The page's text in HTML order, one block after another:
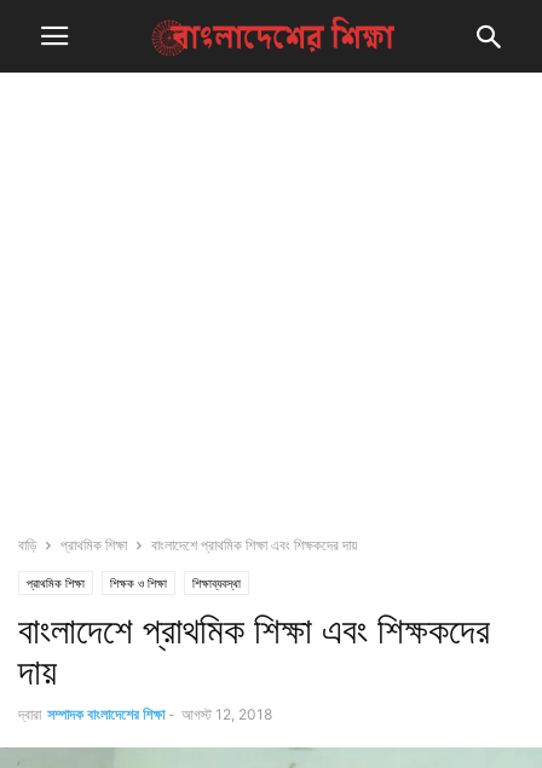
বাড়ি প্রাথমিক শিক্ষা বাংলাদেশে প্রাথমিক শিক্ষা এবং শিক্ষকদের দায়
প্রাথমিক শিক্ষা শিক্ষক ও শিক্ষা শিক্ষাব্যবস্থা
বাংলাদেশে প্রাথমিক শিক্ষা এবং শিক্ষকদের
দায়
দ্বারা সম্পাদক বাংলাদেশের শিক্ষা - আগস্ট 12, 2018